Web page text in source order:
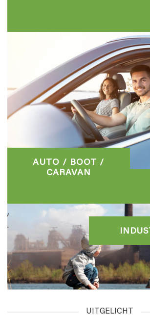
AUTO / BOOT /
CARAVAN
UITGELICHT